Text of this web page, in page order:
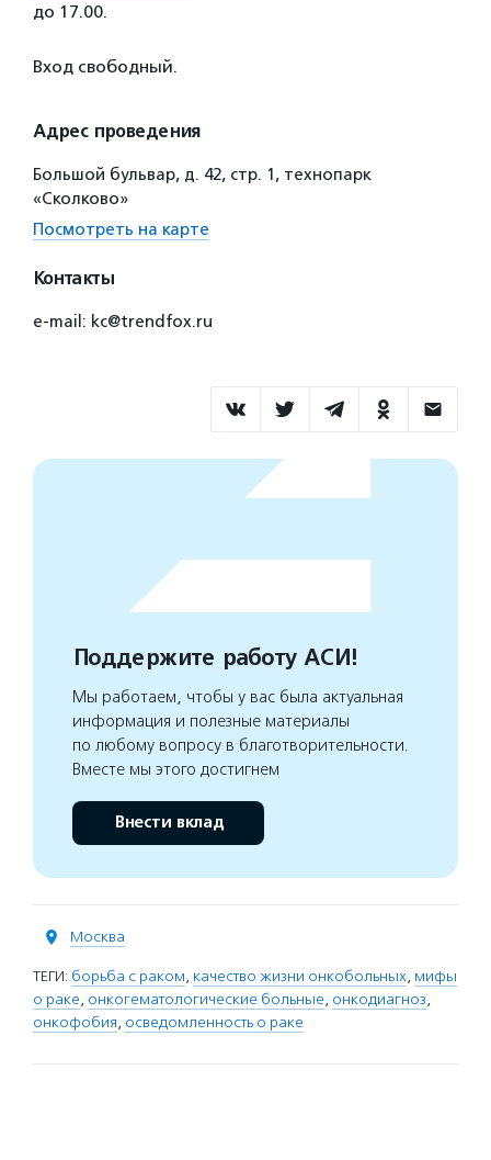
до 17.00.
Вход свободный.
Адрес проведения
Большой бульвар, д. 42, стр. 1, технопарк
«Сколково»
Посмотреть на карте
Контакты
e-mail: kc@trendfox.ru
Поддержите работу АСИ!
Мы работаем, чтобы у вас была актуальная
информация и полезные материалы
по любому вопросу в благотворительности.
Вместе мы этого достигнем
Внести вклад
Москва
ТЕГИ: борьба с раком, качество жизни онкобольных, мифы
о раке, онкогематологические больные, онкодиагноз,
онкофобия, осведомленность о раке